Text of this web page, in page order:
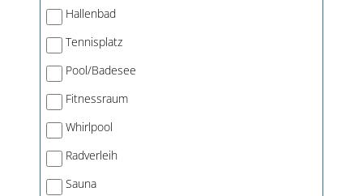
Hallenbad
Tennisplatz
Pool/Badesee
Fitnessraum
Whirlpool
Radverleih
Sauna